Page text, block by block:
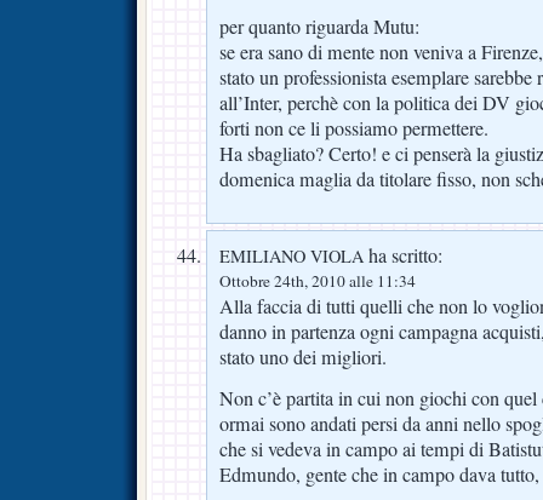
per quanto riguarda Mutu:
se era sano di mente non veniva a
stato un professionista esemplare sarebbe
all’Inter, perchè con la politica dei DV
forti non ce li possiamo permettere.
Ha sbagliato? Certo! e ci penserà la
domenica maglia da titolare fisso, non
EMILIANO VIOLA ha scritto:
Ottobre 24th, 2010 alle 11:34
Alla faccia di tutti quelli che non lo
danno in partenza ogni campagna
stato uno dei migliori.
Non c’è partita in cui non giochi con
ormai sono andati persi da anni nello
che si vedeva in campo ai tempi di
Edmundo, gente che in campo dava